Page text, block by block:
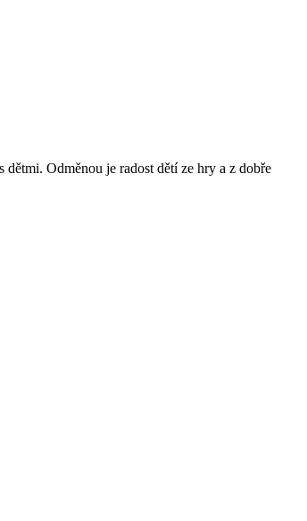
Odměnou je radost dětí ze hry a z dobře